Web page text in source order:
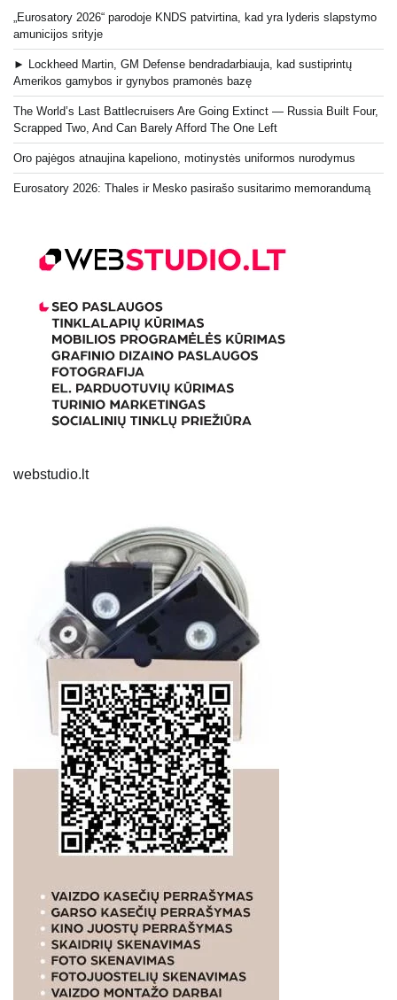
„Eurosatory 2026“ parodoje KNDS patvirtina, kad yra lyderis slapstymo
amunicijos srityje
► Lockheed Martin, GM Defense bendradarbiauja, kad sustiprintų
Amerikos gamybos ir gynybos pramonės bazę
The World’s Last Battlecruisers Are Going Extinct — Russia Built Four,
Scrapped Two, And Can Barely Afford The One Left
Oro pajėgos atnaujina kapeliono, motinystės uniformos nurodymus
Eurosatory 2026: Thales ir Mesko pasirašo susitarimo memorandumą
webstudio.lt